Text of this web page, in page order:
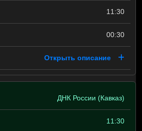
11:30
00:30
Открыть описание
ДНК России (Кавказ)
11:30